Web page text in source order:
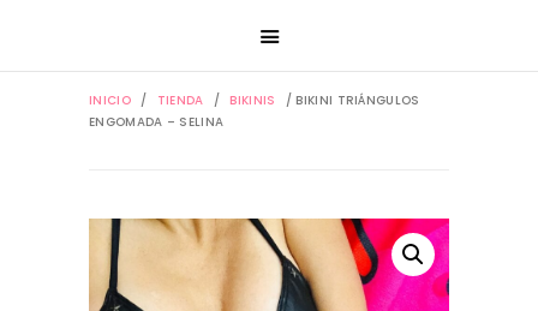
INICIO / TIENDA / BIKINIS
/ BIKINI TRIÁNGULOS
ENGOMADA – SELINA